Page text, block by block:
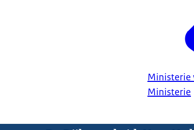
Ministerie
Ministerie